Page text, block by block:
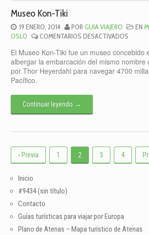
Museo Kon-Tiki
19 ENERO, 2014 PORGUIA VIAJERO EN
OSLO
COMENTARIOS DESACTIVADOS
KON-
TIKI
El Museo Kon-Tiki fue un museo concebido
albergar la embarcación del mismo nombre
por Thor Heyerdahi para navegar 4700
Pacífico.
Continuar leyendo →
‹ Previa 1 2 3 4
Inicio
#9434 (sin título)
Contacto
Guías turísticas para viajar por Europa
Plano de Atenas – Mapa turístico de Atenas